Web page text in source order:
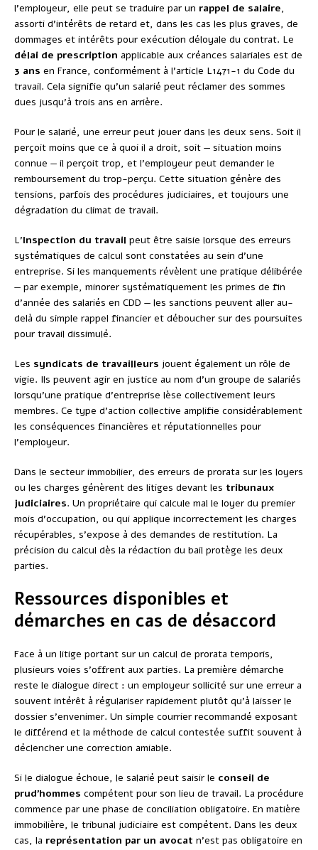
l’employeur, elle peut se traduire par un rappel de salaire,
assorti d’intérêts de retard et, dans les cas les plus graves, de
dommages et intérêts pour exécution déloyale du contrat. Le
délai de prescription applicable aux créances salariales est de
3 ans en France, conformément à l’article L1471-1 du Code du
travail. Cela signifie qu’un salarié peut réclamer des sommes
dues jusqu’à trois ans en arrière.
Pour le salarié, une erreur peut jouer dans les deux sens. Soit il
perçoit moins que ce à quoi il a droit, soit — situation moins
connue — il perçoit trop, et l’employeur peut demander le
remboursement du trop-perçu. Cette situation génère des
tensions, parfois des procédures judiciaires, et toujours une
dégradation du climat de travail.
L’Inspection du travail peut être saisie lorsque des erreurs
systématiques de calcul sont constatées au sein d’une
entreprise. Si les manquements révèlent une pratique délibérée
— par exemple, minorer systématiquement les primes de fin
d’année des salariés en CDD — les sanctions peuvent aller au-
delà du simple rappel financier et déboucher sur des poursuites
pour travail dissimulé.
Les syndicats de travailleurs jouent également un rôle de
vigie. Ils peuvent agir en justice au nom d’un groupe de salariés
lorsqu’une pratique d’entreprise lèse collectivement leurs
membres. Ce type d’action collective amplifie considérablement
les conséquences financières et réputationnelles pour
l’employeur.
Dans le secteur immobilier, des erreurs de prorata sur les loyers
ou les charges génèrent des litiges devant les tribunaux
judiciaires. Un propriétaire qui calcule mal le loyer du premier
mois d’occupation, ou qui applique incorrectement les charges
récupérables, s’expose à des demandes de restitution. La
précision du calcul dès la rédaction du bail protège les deux
parties.
Ressources disponibles et
démarches en cas de désaccord
Face à un litige portant sur un calcul de prorata temporis,
plusieurs voies s’offrent aux parties. La première démarche
reste le dialogue direct : un employeur sollicité sur une erreur a
souvent intérêt à régulariser rapidement plutôt qu’à laisser le
dossier s’envenimer. Un simple courrier recommandé exposant
le différend et la méthode de calcul contestée suffit souvent à
déclencher une correction amiable.
Si le dialogue échoue, le salarié peut saisir le conseil de
prud’hommes compétent pour son lieu de travail. La procédure
commence par une phase de conciliation obligatoire. En matière
immobilière, le tribunal judiciaire est compétent. Dans les deux
cas, la représentation par un avocat n’est pas obligatoire en